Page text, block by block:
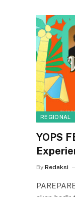
REGIONAL
YOPS
By Redaksi